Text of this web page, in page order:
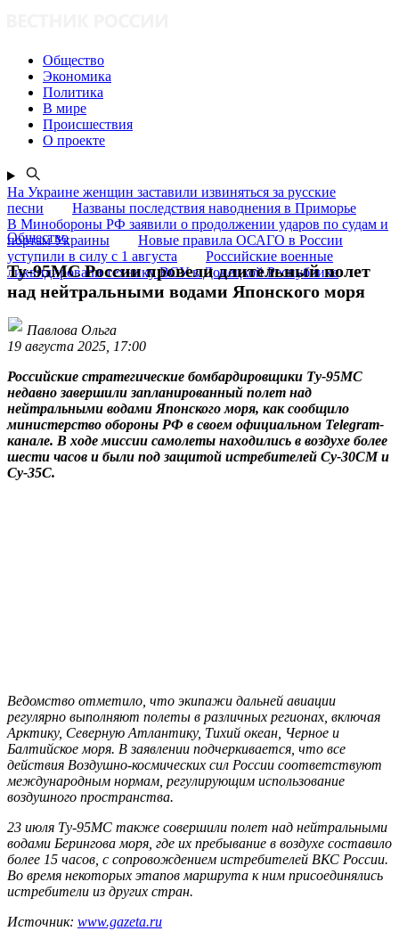
Общество
Экономика
Политика
В мире
Происшествия
О проекте
На Украине женщин заставили извиняться за русские
песни
Названы последствия наводнения в Приморье
В Минобороны РФ заявили о продолжении ударов по судам и
портам Украины
Новые правила ОСАГО в России
уступили в силу с 1 августа
Российские военные
ликвидировали технику ВСУ в Донецкой Республике
Общество
Ту-95МС России провели длительный полет
над нейтральными водами Японского моря
Павлова Ольга
19 августа 2025, 17:00
Российские стратегические бомбардировщики Ту-95МС
недавно завершили запланированный полет над
нейтральными водами Японского моря, как сообщило
министерство обороны РФ в своем официальном Telegram-
канале. В ходе миссии самолеты находились в воздухе более
шести часов и были под защитой истребителей Су-30СМ и
Су-35С.
Ведомство отметило, что экипажи дальней авиации
регулярно выполняют полеты в различных регионах, включая
Арктику, Северную Атлантику, Тихий океан, Черное и
Балтийское моря. В заявлении подчеркивается, что все
действия Воздушно-космических сил России соответствуют
международным нормам, регулирующим использование
воздушного пространства.
23 июля Ту-95МС также совершили полет над нейтральными
водами Берингова моря, где их пребывание в воздухе составило
более 15 часов, с сопровождением истребителей ВКС России.
Во время некоторых этапов маршрута к ним присоединялись
истребители из других стран.
Источник: www.gazeta.ru